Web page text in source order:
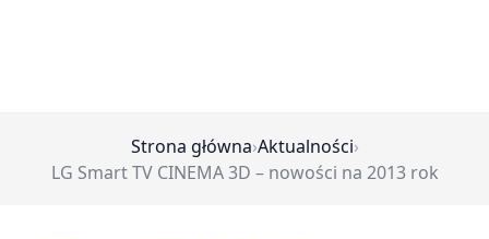
Strona główna›Aktualności›
LG Smart TV CINEMA 3D – nowości na 2013 rok